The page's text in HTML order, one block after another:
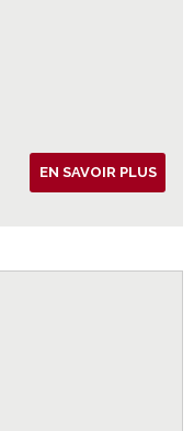
Vols inclus
EN SAVOIR PLUS